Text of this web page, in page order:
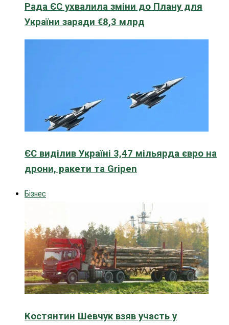
Рада ЄС ухвалила зміни до Плану для
України заради €8,3 млрд
ЄС виділив Україні 3,47 мільярда євро на
дрони, ракети та Gripen
Бізнес
Костянтин Шевчук взяв участь у